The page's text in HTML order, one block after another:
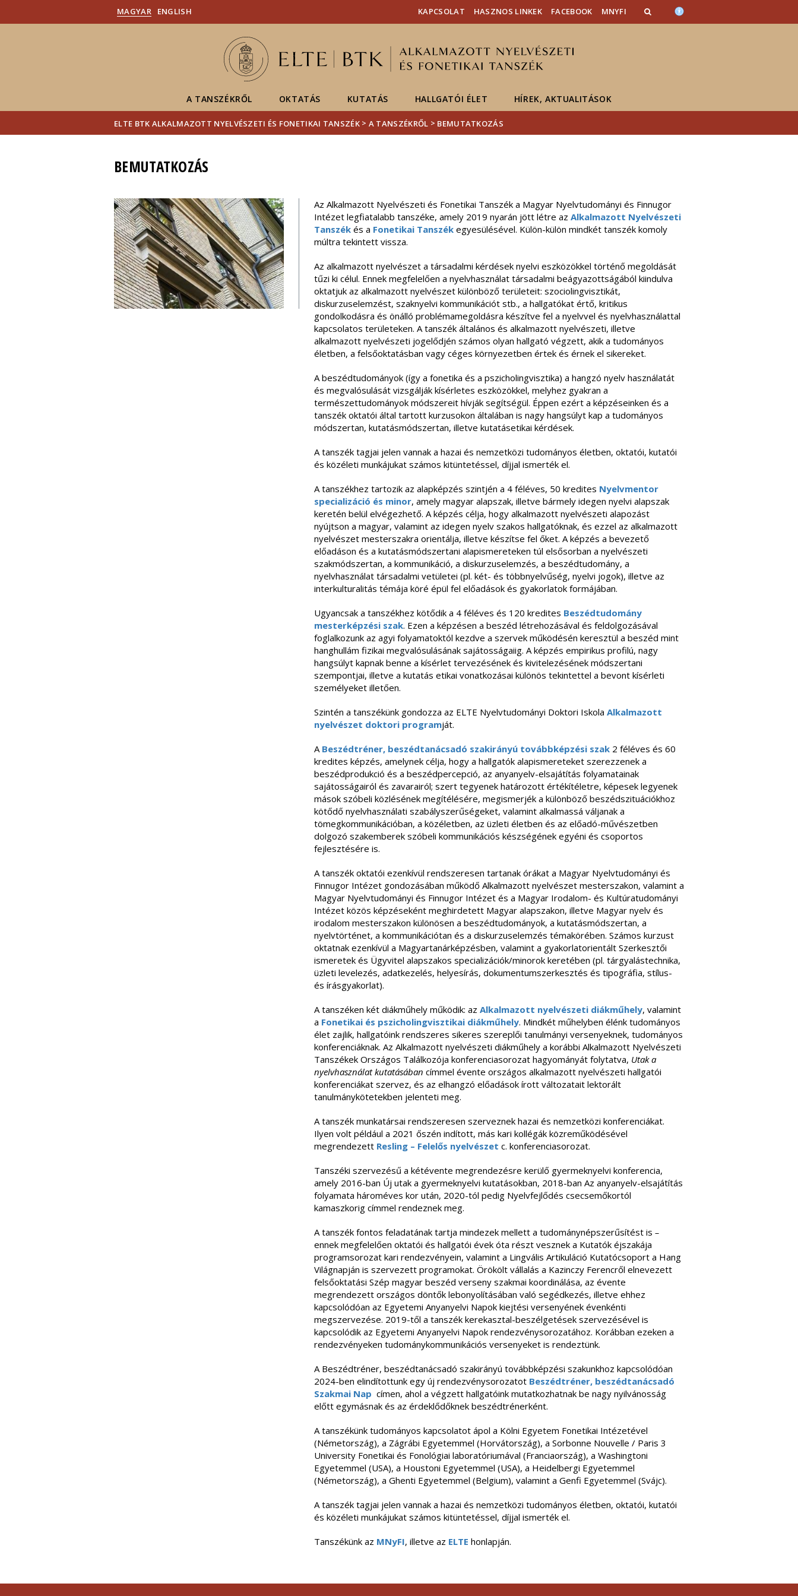
Hírek
Események
ELTE a
MAGYAR ENGLISH KAPCSOLAT HASZNOS LINKEK FACEBOOK MNYFI
A TANSZÉKRŐL OKTATÁS KUTATÁS HALLGATÓI ÉLET HÍREK, AKTUALITÁSOK
ELTE BTK ALKALMAZOTT NYELVÉSZETI ÉS FONETIKAI TANSZÉK > A TANSZÉKRŐL > BEMUTATKOZÁS
BEMUTATKOZÁS
Az Alkalmazott Nyelvészeti és Fonetikai Tanszék a Magyar Nyelvtudományi és Finnugor
Intézet legfiatalabb tanszéke, amely 2019 nyarán jött létre az Alkalmazott Nyelvészeti
Tanszékés a Fonetikai Tanszékegyesülésével. Külön-külön mindkét tanszék komoly
múltra tekintett vissza.
Az alkalmazott nyelvészet a társadalmi kérdések nyelvi eszközökkel történő megoldását
tűzi ki célul. Ennek megfelelően a nyelvhasználat társadalmi beágyazottságából kiindulva
oktatjuk az alkalmazott nyelvészet különböző területeit: szociolingvisztikát,
diskurzuselemzést, szaknyelvi kommunikációt stb., a hallgatókat értő, kritikus
gondolkodásra és önálló problémamegoldásra készítve fel a nyelvvel és nyelvhasználattal
kapcsolatos területeken. A tanszék általános és alkalmazott nyelvészeti, illetve
alkalmazott nyelvészeti jogelődjén számos olyan hallgató végzett, akik a tudományos
életben, a felsőoktatásban vagy céges környezetben értek és érnek el sikereket.
A beszédtudományok (így a fonetika és a pszicholingvisztika) a hangzó nyelv használatát
és megvalósulását vizsgálják kísérletes eszközökkel, melyhez gyakran a
természettudományok módszereit hívják segítségül. Éppen ezért a képzéseinken és a
tanszék oktatói által tartott kurzusokon általában is nagy hangsúlyt kap a tudományos
módszertan, kutatásmódszertan, illetve kutatásetikai kérdések.
A tanszék tagjai jelen vannak a hazai és nemzetközi tudományos életben, oktatói, kutatói
és közéleti munkájukat számos kitüntetéssel, díjjal ismerték el.
A tanszékhez tartozik az alapképzés szintjén a 4 féléves, 50 kredites Nyelvmentor
specializáció és minor, amely magyar alapszak, illetve bármely idegen nyelvi alapszak
keretén belül elvégezhető. A képzés célja, hogy alkalmazott nyelvészeti alapozást
nyújtson a magyar, valamint az idegen nyelv szakos hallgatóknak, és ezzel az alkalmazott
nyelvészet mesterszakra orientálja, illetve készítse fel őket. A képzés a bevezető
előadáson és a kutatásmódszertani alapismereteken túl elsősorban a nyelvészeti
szakmódszertan, a kommunikáció, a diskurzuselemzés, a beszédtudomány, a
nyelvhasználat társadalmi vetületei (pl. két- és többnyelvűség, nyelvi jogok), illetve az
interkulturalitás témája köré épül fel előadások és gyakorlatok formájában.
Ugyancsak a tanszékhez kötődik a 4 féléves és 120 kredites Beszédtudomány
mesterképzési szak. Ezen a képzésen a beszéd létrehozásával és feldolgozásával
foglalkozunk az agyi folyamatoktól kezdve a szervek működésén keresztül a beszéd mint
hanghullám fizikai megvalósulásának sajátosságaiig. A képzés empirikus profilú, nagy
hangsúlyt kapnak benne a kísérlet tervezésének és kivitelezésének módszertani
szempontjai, illetve a kutatás etikai vonatkozásai különös tekintettel a bevont kísérleti
személyeket illetően.
Szintén a tanszékünk gondozza az ELTE Nyelvtudományi Doktori Iskola Alkalmazott
nyelvészet doktori programját.
A Beszédtréner, beszédtanácsadó szakirányú továbbképzési szak 2 féléves és 60
kredites képzés, amelynek célja, hogy a hallgatók alapismereteket szerezzenek a
beszédprodukció és a beszédpercepció, az anyanyelv-elsajátítás folyamatainak
sajátosságairól és zavarairól; szert tegyenek határozott értékítéletre, képesek legyenek
mások szóbeli közlésének megítélésére, megismerjék a különböző beszédszituációkhoz
kötődő nyelvhasználati szabályszerűségeket, valamint alkalmassá váljanak a
tömegkommunikációban, a közéletben, az üzleti életben és az előadó-művészetben
dolgozó szakemberek szóbeli kommunikációs készségének egyéni és csoportos
fejlesztésére is.
A tanszék oktatói ezenkívül rendszeresen tartanak órákat a Magyar Nyelvtudományi és
Finnugor Intézet gondozásában működő Alkalmazott nyelvészet mesterszakon, valamint a
Magyar Nyelvtudományi és Finnugor Intézet és a Magyar Irodalom- és Kultúratudományi
Intézet közös képzéseként meghirdetett Magyar alapszakon, illetve Magyar nyelv és
irodalom mesterszakon különösen a beszédtudományok, a kutatásmódszertan, a
nyelvtörténet, a kommunikációtan és a diskurzuselemzés témakörében. Számos kurzust
oktatnak ezenkívül a Magyartanárképzésben, valamint a gyakorlatorientált Szerkesztői
ismeretek és Ügyvitel alapszakos specializációk/minorok keretében (pl. tárgyalástechnika,
üzleti levelezés, adatkezelés, helyesírás, dokumentumszerkesztés és tipográfia, stílus-
és írásgyakorlat).
A tanszéken két diákműhely működik: az Alkalmazott nyelvészeti diákműhely, valamint
a Fonetikai és pszicholingvisztikai diákműhely. Mindkét műhelyben élénk tudományos
élet zajlik, hallgatóink rendszeres sikeres szereplői tanulmányi versenyeknek, tudományos
konferenciáknak. Az Alkalmazott nyelvészeti diákműhely a korábbi Alkalmazott Nyelvészeti
Tanszékek Országos Találkozója konferenciasorozat hagyományát folytatva, Utak a
nyelvhasználat kutatásában címmel évente országos alkalmazott nyelvészeti hallgatói
konferenciákat szervez, és az elhangzó előadások írott változatait lektorált
tanulmánykötetekben jelenteti meg.
A tanszék munkatársai rendszeresen szerveznek hazai és nemzetközi konferenciákat.
Ilyen volt például a 2021 őszén indított, más kari kollégák közreműködésével
megrendezett Resling – Felelős nyelvészet c. konferenciasorozat.
Tanszéki szervezésű a kétévente megrendezésre kerülő gyermeknyelvi konferencia,
amely 2016-ban Új utak a gyermeknyelvi kutatásokban, 2018-ban Az anyanyelv-elsajátítás
folyamata hároméves kor után, 2020-tól pedig Nyelvfejlődés csecsemőkortól
kamaszkorig címmel rendeznek meg.
A tanszék fontos feladatának tartja mindezek mellett a tudománynépszerűsítést is –
ennek megfelelően oktatói és hallgatói évek óta részt vesznek a Kutatók éjszakája
programsorozat kari rendezvényein, valamint a Lingvális Artikuláció Kutatócsoport a Hang
Világnapján is szervezett programokat. Örökölt vállalás a Kazinczy Ferencről elnevezett
felsőoktatási Szép magyar beszéd verseny szakmai koordinálása, az évente
megrendezett országos döntők lebonyolításában való segédkezés, illetve ehhez
kapcsolódóan az Egyetemi Anyanyelvi Napok kiejtési versenyének évenkénti
megszervezése. 2019-től a tanszék kerekasztal-beszélgetések szervezésével is
kapcsolódik az Egyetemi Anyanyelvi Napok rendezvénysorozatához. Korábban ezeken a
rendezvényeken tudománykommunikációs versenyeket is rendeztünk.
A Beszédtréner, beszédtanácsadó szakirányú továbbképzési szakunkhoz kapcsolódóan
2024-ben elindítottunk egy új rendezvénysorozatot Beszédtréner, beszédtanácsadó
Szakmai Nap címen, ahol a végzett hallgatóink mutatkozhatnak be nagy nyilvánosság
előtt egymásnak és az érdeklődőknek beszédtrénerként.
A tanszékünk tudományos kapcsolatot ápol a Kölni Egyetem Fonetikai Intézetével
(Németország), a Zágrábi Egyetemmel (Horvátország), a Sorbonne Nouvelle / Paris 3
University Fonetikai és Fonológiai laboratóriumával (Franciaország), a Washingtoni
Egyetemmel (USA), a Houstoni Egyetemmel (USA), a Heidelbergi Egyetemmel
(Németország), a Ghenti Egyetemmel (Belgium), valamint a Genfi Egyetemmel (Svájc).
A tanszék tagjai jelen vannak a hazai és nemzetközi tudományos életben, oktatói, kutatói
és közéleti munkájukat számos kitüntetéssel, díjjal ismerték el.
Tanszékünk az MNyFI, illetve az ELTE honlapján.